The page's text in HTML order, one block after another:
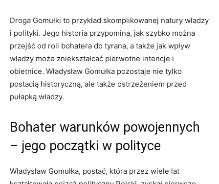
Droga Gomułki to przykład skomplikowanej natury władzy
i polityki. Jego historia przypomina, jak szybko można
przejść od roli bohatera do tyrana, a także jak wpływ
władzy może zniekształcać pierwotne intencje i
obietnice. Władysław Gomułka pozostaje nie tylko
postacią historyczną, ale także ostrzeżeniem przed
pułapką władzy.
Bohater warunków powojennych
– jego początki w polityce
Władysław Gomułka, postać, która przez wiele lat